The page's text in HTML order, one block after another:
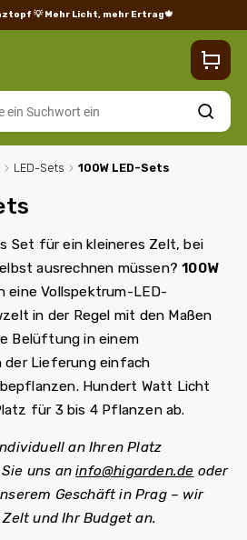
💡 Mehr Licht, mehr Ertrag🍁
Suchen
/ LED-Sets / 100W LED-Sets
Set für ein kleineres Zelt, bei
ausrechnen müssen?100W
eine Vollspektrum-LED-
in der Regel mit den Maßen
Belüftung in einem
der Lieferung einfach
Hundert Watt Licht
für 3 bis 4 Pflanzen ab.
an Ihren Platz
Sie uns aninfo@higarden.de oder
Geschäft in Prag – wir
und Ihr Budget an.